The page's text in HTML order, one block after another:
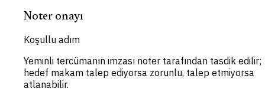
Noter onayı
Koşullu adım
Yeminli tercümanın imzası noter tarafından tasdik edilir;
hedef makam talep ediyorsa zorunlu, talep etmiyorsa
atlanabilir.